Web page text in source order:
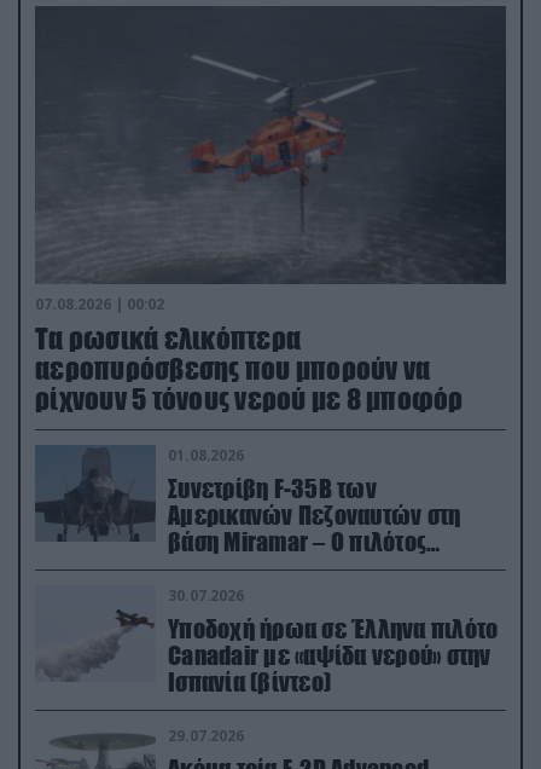
07.08.2026 | 00:02
Τα ρωσικά ελικόπτερα
αεροπυρόσβεσης που μπορούν να
ρίχνουν 5 τόνους νερού με 8 μποφόρ
01.08.2026
Συνετρίβη F-35B των
Αμερικανών Πεζοναυτών στη
βάση Miramar – Ο πιλότος
εκτινάχθηκε εγκαίρως
30.07.2026
Υποδοχή ήρωα σε Έλληνα πιλότο
Canadair με «αψίδα νερού» στην
Ισπανία (βίντεο)
29.07.2026